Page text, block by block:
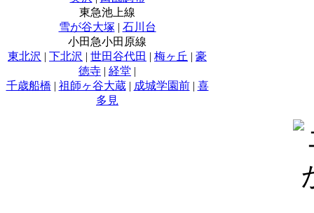
東急池上線
雪が谷大塚 | 石川台
小田急小田原線
東北沢 | 下北沢 | 世田谷代田 | 梅ヶ丘 | 豪
徳寺 | 経堂 |
千歳船橋 | 祖師ヶ谷大蔵| 成城学園前| 喜
多見